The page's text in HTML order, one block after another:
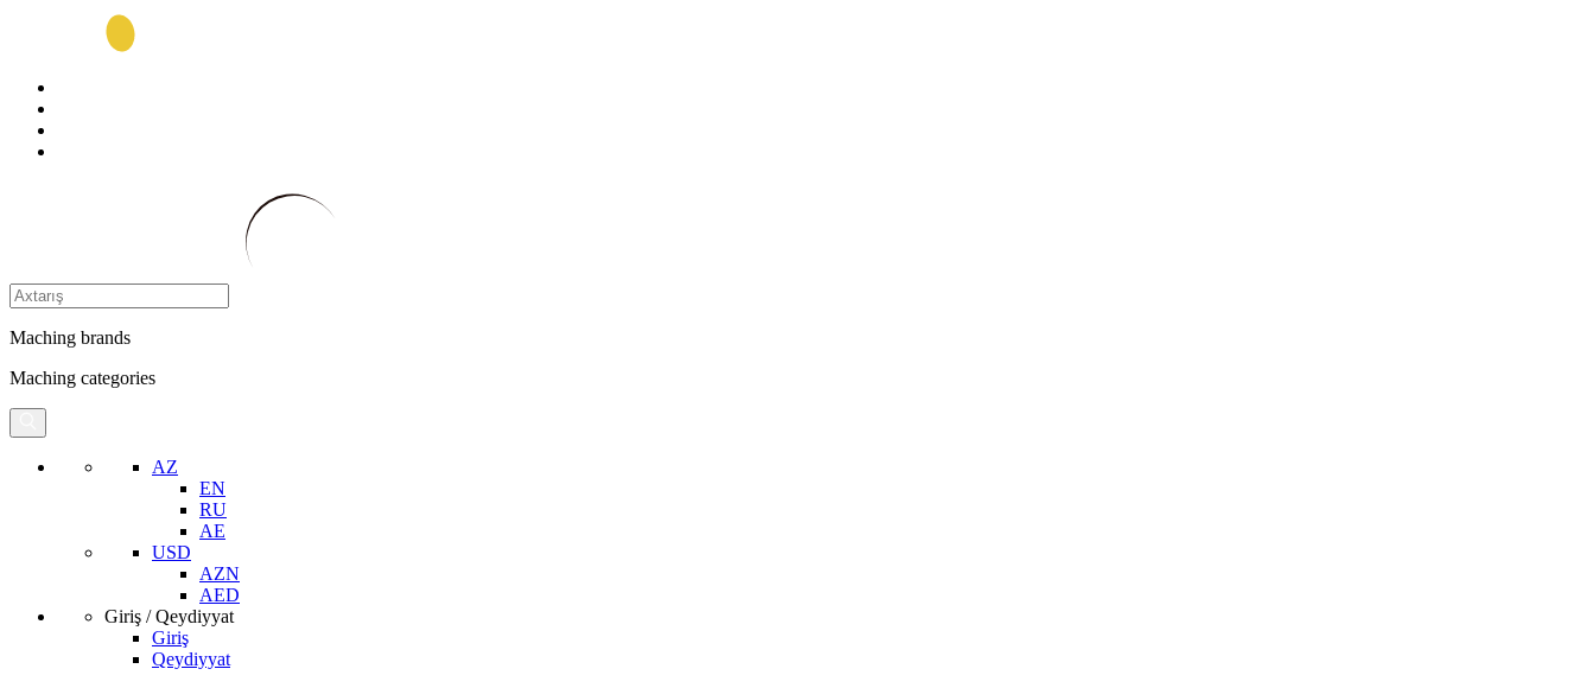
Maching brands
Maching categories
AZ
EN
RU
AE
USD
AZN
AED
Giriş / Qeydiyyat
Giriş
Qeydiyyat